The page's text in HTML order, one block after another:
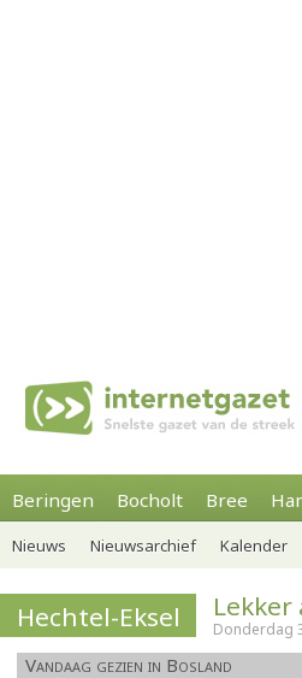
Beringen Bocholt Bree
Nieuws Nieuwsarchief Kalender
Hechtel-Eksel Donderdag
Vandaag gezien in Bosland